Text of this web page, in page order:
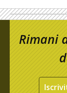
Rimani